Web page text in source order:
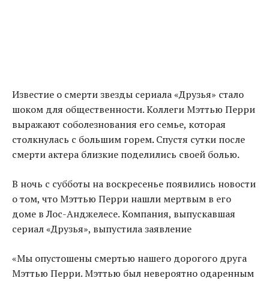
Известие о смерти звезды сериала «Друзья» стало
шоком для общественности. Коллеги Мэттью Перри
выражают соболезнования его семье, которая
столкнулась с большим горем. Спустя сутки после
смерти актера близкие поделились своей болью.
В ночь с субботы на воскресенье появились новости
о том, что Мэттью Перри нашли мертвым в его
доме в Лос-Анджелесе. Компания, выпускавшая
сериал «Друзья», выпустила заявление
«Мы опустошены смертью нашего дорогого друга
Мэттью Перри. Мэттью был невероятно одаренным